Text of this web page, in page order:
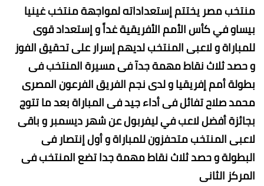
منتخب مصر يختتم إستعداداته لمواجهة منتخب غينيا
بيساو في كأس الأمم الأفريقية غداً و إستعداد قوى
للمباراة و لاعبى المنتخب لديهم إسرار على تحقيق الفوز
و حصد ثلاث نقاط مهمة جدآ فى مسيرة المنتخب فى
بطولة أمم إفريقيا و لدى نجم الفريق الفرعون المصرى
محمد صلاح تفائل فى أداء جيد فى المباراة بعد ما تتوج
بجائزة أفضل لاعب في ليفربول عن شهر ديسمبر و باقى
لاعبى المنتخب متحفزون للمباراة و أول إنتصار فى
البطولة و حصد ثلاث نقاط مهمة جدا تضع المنتخب فى
المركز الثانى